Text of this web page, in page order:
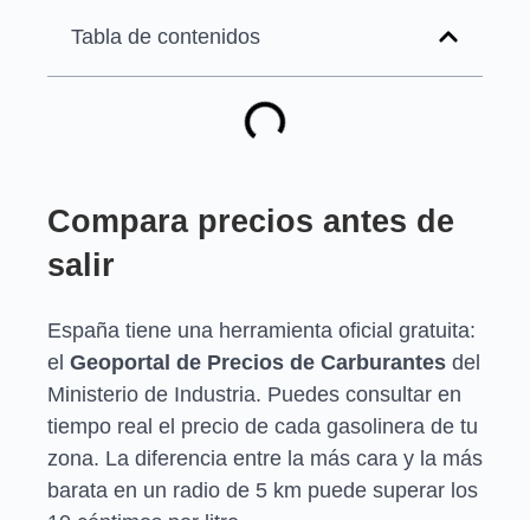
Tabla de contenidos
Compara precios antes de
salir
España tiene una herramienta oficial gratuita:
el Geoportal de Precios de Carburantes del
Ministerio de Industria. Puedes consultar en
tiempo real el precio de cada gasolinera de tu
zona. La diferencia entre la más cara y la más
barata en un radio de 5 km puede superar los